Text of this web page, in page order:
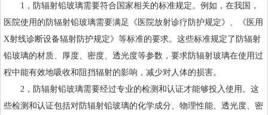
1，防辐射铅玻璃需要符合国家相关的标准规定。例如，在我国，
医院使用的防辐射铅玻璃需要满足《医院放射诊疗防护规定》、《医用
X射线诊断设备辐射防护规定》等标准的要求。这些标准规定了防辐射
铅玻璃的材质、厚度、密度、透光度等参数，要求防辐射玻璃在使用过
程中能有效地吸收和阻挡辐射的影响，减少对人体的损害。
2，防辐射铅玻璃需要经过专业的检测和认证才能够投入使用。这
些检测和认证包括对防辐射铅玻璃的化学成分、物理性能、透光度、密